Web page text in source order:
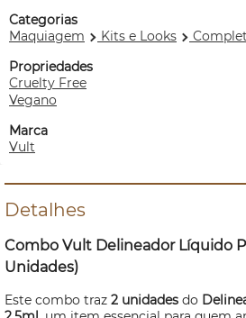
Categorias
Maquiagem
Kits e Looks
Propriedades
Cruelty Free
Vegano
Marca
Vult
Detalhes
Combo Vult Delineador Líquido
Unidades)
Este combo traz 2 unidades do